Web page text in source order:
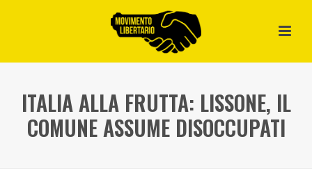
ITALIA ALLA FRUTTA: LISSONE, IL
COMUNE ASSUME DISOCCUPATI